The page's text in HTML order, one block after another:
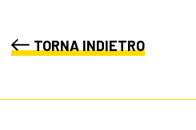
TORNA INDIETRO